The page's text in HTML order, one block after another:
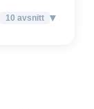
10 avsnitt ▾